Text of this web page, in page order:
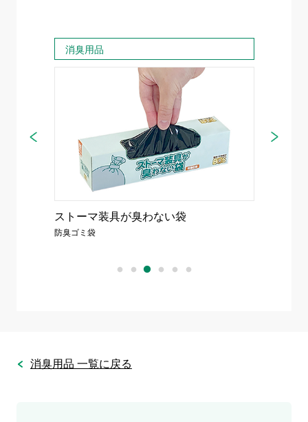
消臭用品
デオファイン®パウダー
ストーマ装具用パウダー状消臭剤
消臭用品 一覧に戻る